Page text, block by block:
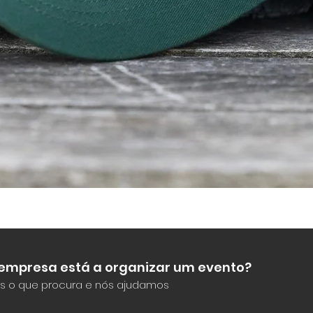
está a organizar um evento?
o que procura e nós ajudamos